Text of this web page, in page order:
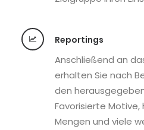
Reportings
Anschließend an
erhalten Sie nach
den
Favorisierte
Mengen und viele